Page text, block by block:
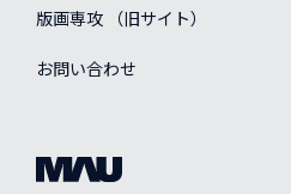
版画専攻 （旧サイト）
お問い合わせ